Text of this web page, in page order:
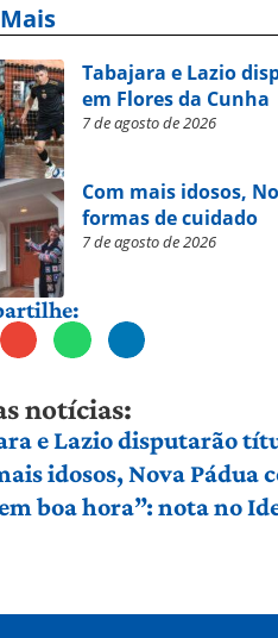
Tabajara e Lazio
em Flores da Cunha
7 de agosto de 2026
Com mais idosos,
formas de cuidado
7 de agosto de 2026
notícias:
e Lazio disputarão
idosos, Nova Pádua
boa hora”: nota no